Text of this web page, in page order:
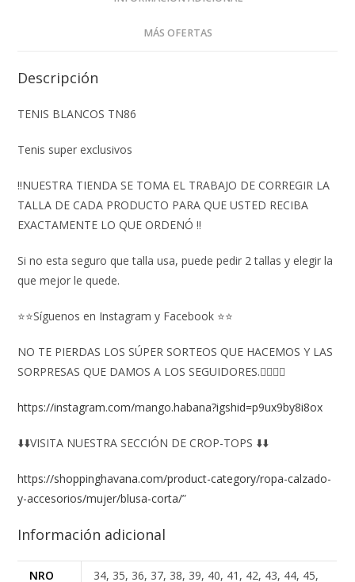
MÁS OFERTAS
Descripción
TENIS BLANCOS TN86
Tenis super exclusivos
‼️NUESTRA TIENDA SE TOMA EL TRABAJO DE CORREGIR LA
TALLA DE CADA PRODUCTO PARA QUE USTED RECIBA
EXACTAMENTE LO QUE ORDENÓ ‼️
Si no esta seguro que talla usa, puede pedir 2 tallas y elegir la
que mejor le quede.
⭐⭐Síguenos en Instagram y Facebook ⭐⭐
NO TE PIERDAS LOS SÚPER SORTEOS QUE HACEMOS Y LAS
SORPRESAS QUE DAMOS A LOS SEGUIDORES.👇🏻👇🏻
https://instagram.com/mango.habana?igshid=p9ux9by8i8ox
⬇️⬇️VISITA NUESTRA SECCIÓN DE CROP-TOPS ⬇️⬇️
https://shoppinghavana.com/product-category/ropa-calzado-
y-accesorios/mujer/blusa-corta/”
Información adicional
NRO 34, 35, 36, 37, 38, 39, 40, 41, 42, 43, 44, 45,